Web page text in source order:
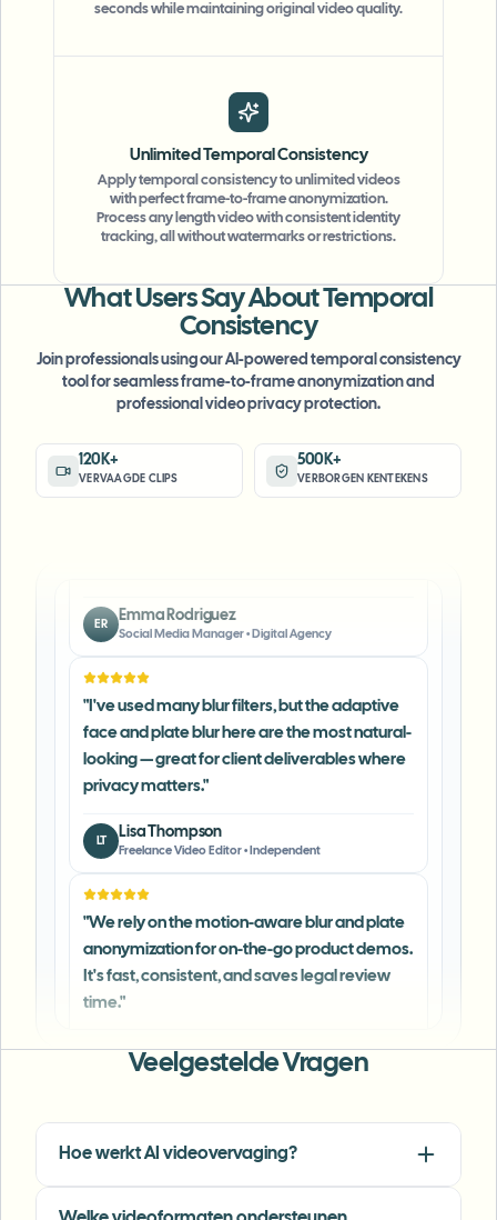
seconds while maintaining original video quality.
Unlimited Temporal Consistency
Apply temporal consistency to unlimited videos
with perfect frame-to-frame anonymization.
Process any length video with consistent identity
tracking, all without watermarks or restrictions.
What Users Say About Temporal
Consistency
Join professionals using our AI-powered temporal consistency
tool for seamless frame-to-frame anonymization and
professional video privacy protection.
120K+
VERVAAGDE CLIPS
500K+
VERBORGEN KENTEKENS
The blur tools are a lifesaver — I can softly
my vlogs."
SJ
Sarah Johnson
Content Creator YouTube
"Perfect for short-form content — selective
blur and automatic license-plate hiding
keeps posts compliant and on-brand without
"I've used many blur filters, but the adaptive
face and plate blur here are the most natural-
looking — great for client deliverables where
privacy matters."
LT
Lisa Thompson
"We rely on the motion-aware blur and plate
anonymization for on-the-go product demos.
It's fast, consistent, and saves legal review
time."
MC
Michael Chen
blur distracting backgrounds and
automatically anonymize license plates in
Veelgestelde Vragen
Hoe werkt AI videovervaging?